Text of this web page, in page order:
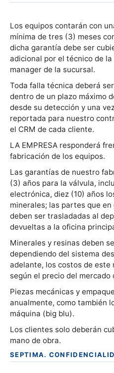
Los equipos contarán con
mínima de tres (3) meses
dicha garantía debe ser
adicional por el técnico de
manager de la sucursal.
Toda falla técnica deberá
dentro de un plazo máximo
desde su detección y una
reportada para nuestro
el CRM de cada cliente.
LA EMPRESA responderá
fabricación de los equipos.
Las garantías de nuestro
(3) años para la válvula,
electrónica, diez (10) años
minerales; las partes que
deben ser trasladadas al
devueltas a la oficina
Minerales y resinas deben
dependiendo del sistema
adelante, los costos de este
según el precio del mercado
Piezas mecánicas y
anualmente, como también
máquina (big blu).
Los clientes solo deberán
mano de obra.
SEPTIMA.